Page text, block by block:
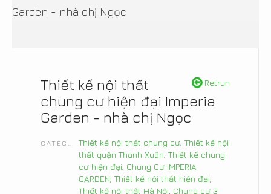
Retrun
Thiết kế nội thất
chung cư hiện đại Imperia
Garden - nhà chị Ngọc
Thiết kế nội thất chung cư, Thiết kế nội
thất quận Thanh Xuân, Thiết kế chung
cư hiện đại, Chung Cư IMPERIA
GARDEN, Thiết kế nội thất hiện đại,
Thiết kế nội thất Hà Nội, Chung cư 3